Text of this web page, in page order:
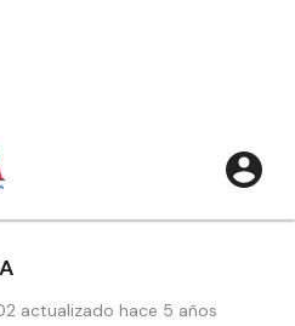
actualizado hace 5 años